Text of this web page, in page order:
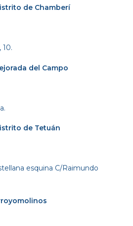
de Chamberí
10.
del Campo
de Tetuán
esquina C/Raimundo